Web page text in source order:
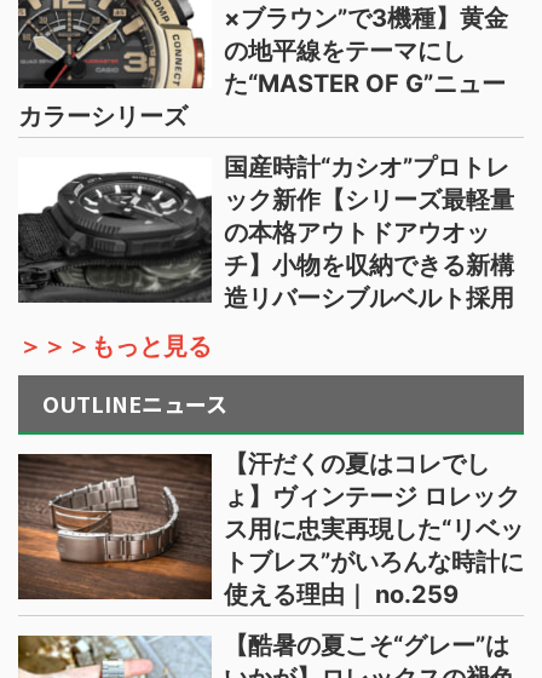
×ブラウン”で3機種】黄金
の地平線をテーマにし
た“MASTER OF G”ニュー
カラーシリーズ
国産時計“カシオ”プロトレ
ック新作【シリーズ最軽量
の本格アウトドアウオッ
チ】小物を収納できる新構
造リバーシブルベルト採用
＞＞＞もっと見る
OUTLINEニュース
【汗だくの夏はコレでし
ょ】ヴィンテージ ロレック
ス用に忠実再現した“リベッ
トブレス”がいろんな時計に
使える理由｜ no.259
【酷暑の夏こそ“グレー”は